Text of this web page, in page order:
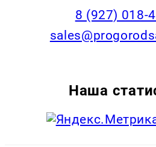
8 (927) 018-
Наша